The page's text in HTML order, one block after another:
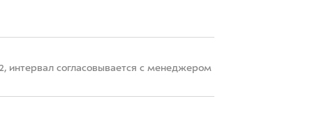
интервал согласовывается с менеджером